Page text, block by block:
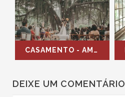
CASAMENTO - AMANDA E FELIPE - ITANHANGÁ
DEIXE UM COMENTÁRIO